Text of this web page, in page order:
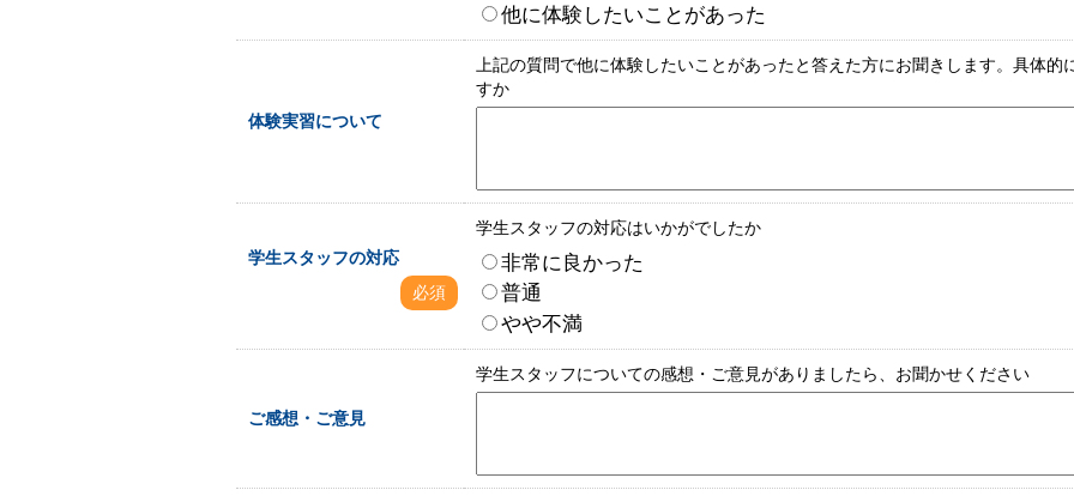
他に体験したいことがあった
体験実習について
上記の質問で他に体験したいことがあったと答えた方にお聞きします。具体的
すか
学生スタッフの対応
必須
学生スタッフの対応はいかがでしたか
非常に良かった
普通
やや不満
ご感想・ご意見
学生スタッフについての感想・ご意見がありましたら、お聞かせください